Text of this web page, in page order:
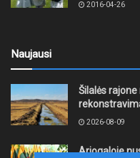
2016-04-26
Naujausi
Šilalės
2026-08-09
Ariogaloje